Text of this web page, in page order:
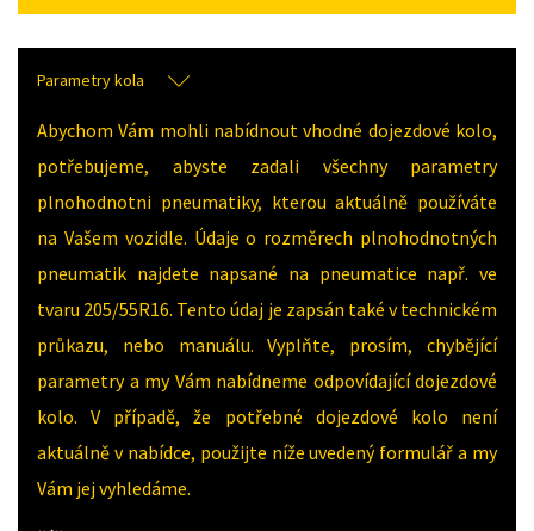
Parametry kola
Abychom Vám mohli nabídnout vhodné dojezdové kolo,
potřebujeme, abyste zadali všechny parametry
plnohodnotni pneumatiky, kterou aktuálně používáte
na Vašem vozidle. Údaje o rozměrech plnohodnotných
pneumatik najdete napsané na pneumatice např. ve
tvaru 205/55R16. Tento údaj je zapsán také v technickém
průkazu, nebo manuálu. Vyplňte, prosím, chybějící
parametry a my Vám nabídneme odpovídající dojezdové
kolo. V případě, že potřebné dojezdové kolo není
aktuálně v nabídce, použijte níže uvedený formulář a my
Vám jej vyhledáme.